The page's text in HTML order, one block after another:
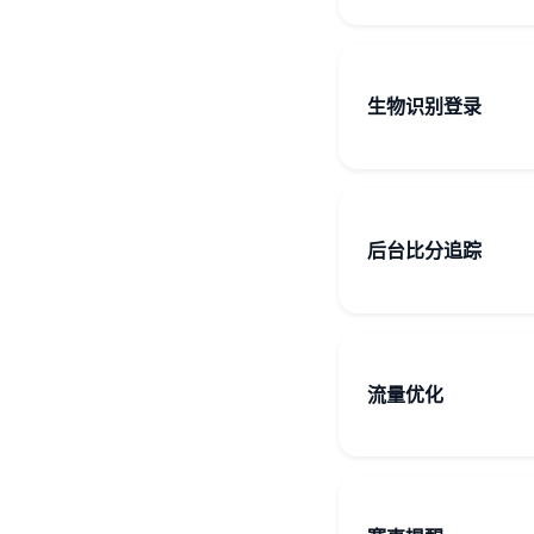
生物识别登录
后台比分追踪
流量优化